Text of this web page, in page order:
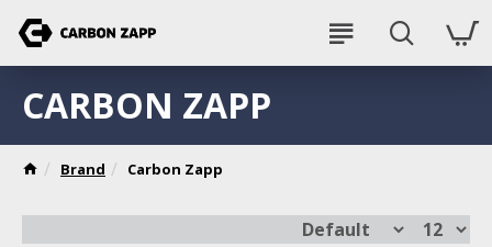
Brand Carbon Zapp
CARBON ZAPP